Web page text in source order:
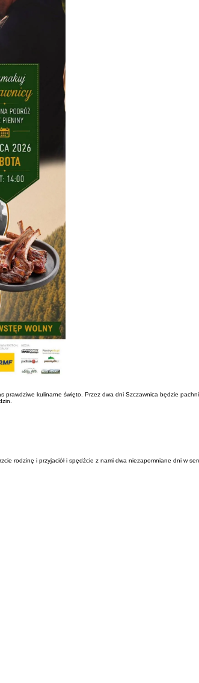
kulinarne święto. Przez dwa dni Szczawnica będzie
rodzinę i przyjaciół i spędźcie z nami dwa niezapomniane dni w